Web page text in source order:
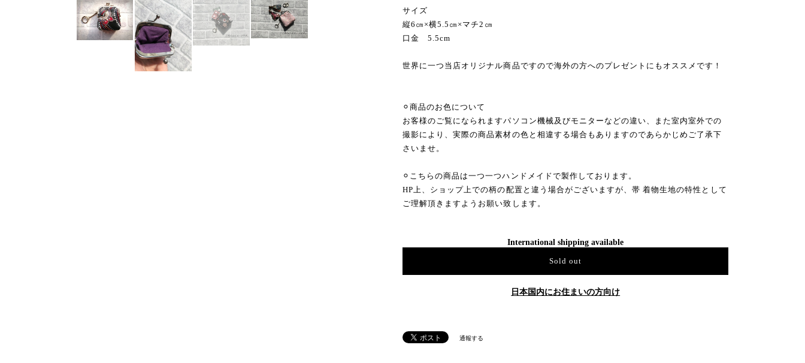
サイズ
縦6㎝×横5.5㎝×マチ2㎝
口金 5.5cm
世界に一つ当店オリジナル商品ですので海外の方へのプレゼントにもオススメです！
⚪︎商品のお色について
お客様のご覧になられますパソコン機械及びモニターなどの違い、また室内室外での
撮影により、実際の商品素材の色と相違する場合もありますのであらかじめご了承下
さいませ。
⚪︎こちらの商品は一つ一つハンドメイドで製作しております。
HP上、ショップ上での柄の配置と違う場合がございますが、帯 着物生地の特性として
ご理解頂きますようお願い致します。
International shipping available
Sold out
日本国内にお住まいの方向け
通報する